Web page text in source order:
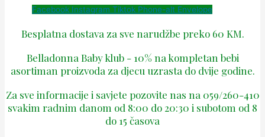
Facebook Instagram Tiktok Phone-alt Envelope
Besplatna dostava za sve narudžbe preko 60 KM.
Belladonna Baby klub - 10% na kompletan bebi
asortiman proizvoda za djecu uzrasta do dvije godine.
Za sve informacije i savjete pozovite nas na 059/260-410
svakim radnim danom od 8:00 do 20:30 i subotom od 8
do 15 časova